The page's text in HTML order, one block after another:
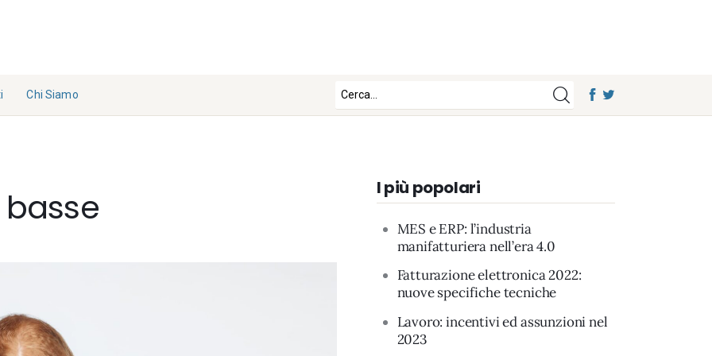
Chi Siamo
Collabo
ra con
I più popolari
MES e ERP: l’industria
manifatturiera nell’era 4.0
Fatturazione elettronica 2022:
nuove specifiche tecniche
Lavoro: incentivi ed assunzioni nel
2023